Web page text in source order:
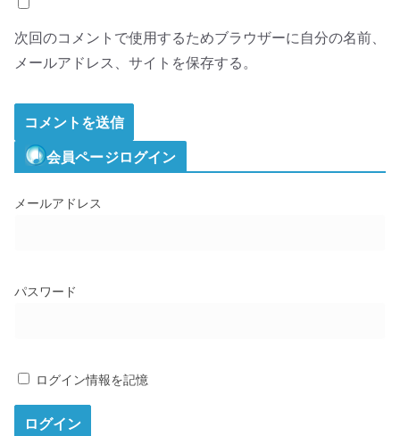
次回のコメントで使用するためブラウザーに自分の名前、
メールアドレス、サイトを保存する。
会員ページログイン
メールアドレス
パスワード
ログイン情報を記憶